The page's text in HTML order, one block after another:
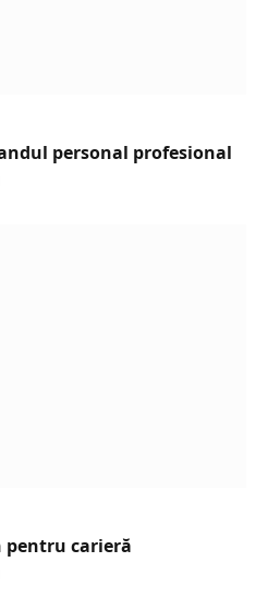
personal profesional
pentru carieră